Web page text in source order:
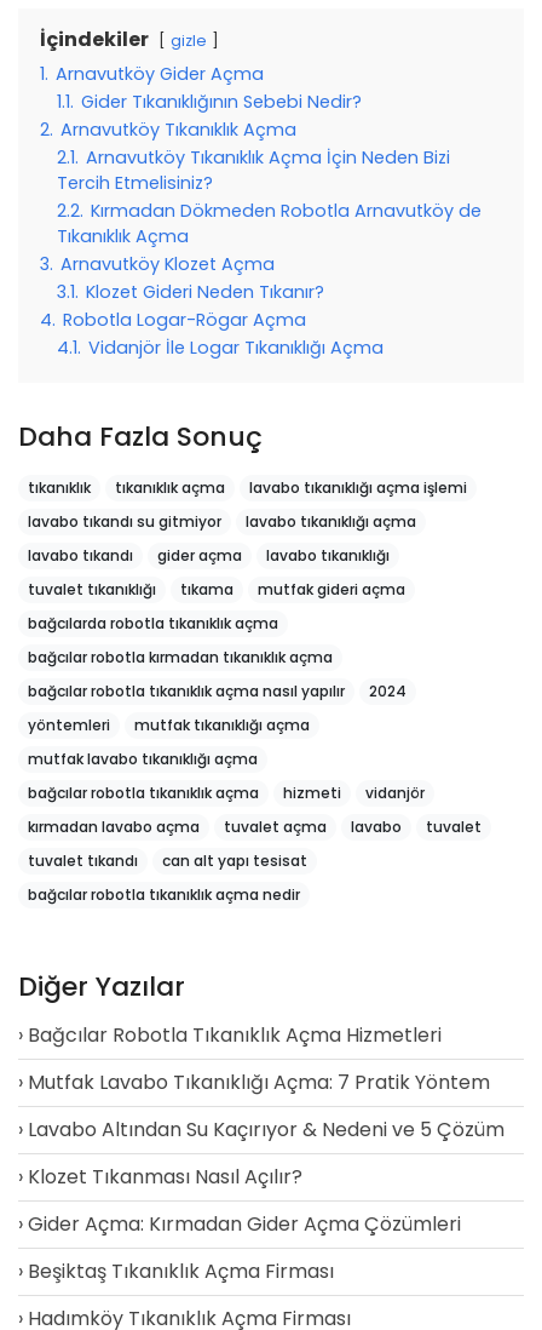
İçindekiler gizle
1. Arnavutköy Gider Açma
1.1. Gider Tıkanıklığının Sebebi Nedir?
2. Arnavutköy Tıkanıklık Açma
2.1. Arnavutköy Tıkanıklık Açma İçin Neden Bizi
Tercih Etmelisiniz?
2.2. Kırmadan Dökmeden Robotla Arnavutköy de
Tıkanıklık Açma
3. Arnavutköy Klozet Açma
3.1. Klozet Gideri Neden Tıkanır?
4. Robotla Logar-Rögar Açma
4.1. Vidanjör İle Logar Tıkanıklığı Açma
Daha Fazla Sonuç
tıkanıklık tıkanıklık açma
lavabo tıkanıklığı açma işlemi
lavabo tıkandı su gitmiyor
lavabo tıkanıklığı açma
lavabo tıkandı
gider açma
lavabo tıkanıklığı
tuvalet tıkanıklığı
tıkama
mutfak gideri açma
bağcılarda robotla tıkanıklık açma
bağcılar robotla kırmadan tıkanıklık açma
bağcılar robotla tıkanıklık açma nasıl yapılır
2024
yöntemleri
mutfak tıkanıklığı açma
mutfak lavabo tıkanıklığı açma
bağcılar robotla tıkanıklık açma
hizmeti
vidanjör
kırmadan lavabo açma
tuvalet açma lavabo
tuvalet
tuvalet tıkandı
can alt yapı tesisat
bağcılar robotla tıkanıklık açma nedir
Diğer Yazılar
Bağcılar Robotla Tıkanıklık Açma Hizmetleri
Mutfak Lavabo Tıkanıklığı Açma: 7 Pratik Yöntem
Lavabo Altından Su Kaçırıyor & Nedeni ve 5 Çözüm
Klozet Tıkanması Nasıl Açılır?
Gider Açma: Kırmadan Gider Açma Çözümleri
Beşiktaş Tıkanıklık Açma Firması
Hadımköy Tıkanıklık Açma Firması